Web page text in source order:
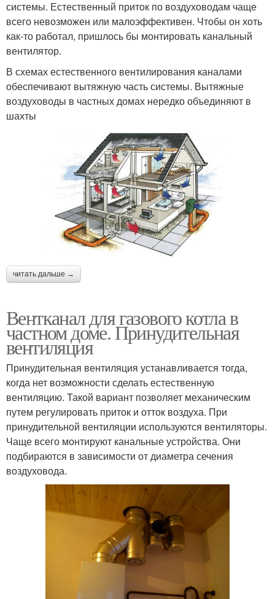
системы. Естественный приток по воздуховодам чаще
всего невозможен или малоэффективен. Чтобы он хоть
как-то работал, пришлось бы монтировать канальный
вентилятор.
В схемах естественного вентилирования каналами
обеспечивают вытяжную часть системы. Вытяжные
воздуховоды в частных домах нередко объединяют в
шахты
читать дальше →
Вентканал для газового котла в
частном доме. Принудительная
вентиляция
Принудительная вентиляция устанавливается тогда,
когда нет возможности сделать естественную
вентиляцию. Такой вариант позволяет механическим
путем регулировать приток и отток воздуха. При
принудительной вентиляции используются вентиляторы.
Чаще всего монтируют канальные устройства. Они
подбираются в зависимости от диаметра сечения
воздуховода.